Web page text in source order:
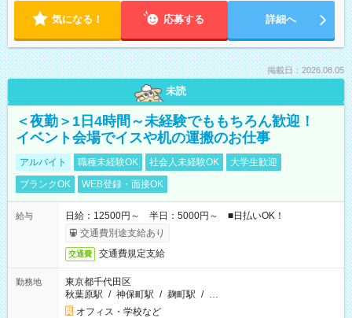
気になる！ 応募する 詳細へ
掲載日：2026.08.05
未読
＜夜勤＞1日4時間～未経験でももちろん歓迎！
イベント会場でイスや机の運搬のお仕事
アルバイト 職種未経験OK 社会人未経験OK
大学生歓迎
ブランクOK
WEB登録・面接OK
給与
日給：12500円～ 半日：5000円～ ■日払いOK！
交通費別途支給あり
交通費 交通費規定支給
勤務地
東京都千代田区
秋葉原駅 / 神保町駅 / 麹町駅 / …
オフィス・学校など